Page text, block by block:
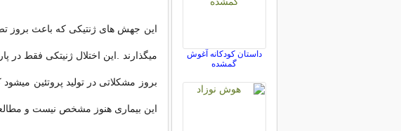
میگذارند .این اختلال ژنیتکی فقط
بروز مشکلاتی در تولید پروتئین
این بیماری هنوز مشخص نیست و
داستان کودکانه آغوش
گمشده